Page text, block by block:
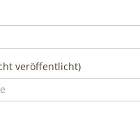
veröffentlicht)